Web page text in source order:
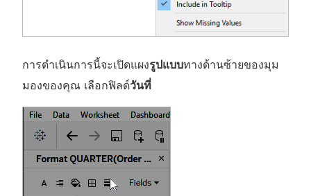
การดำเนินการนี้จะเปิดแผงรูปแบบทางด้านซ้ายของมุม
มองของคุณ เลือกฟิลด์วันที่